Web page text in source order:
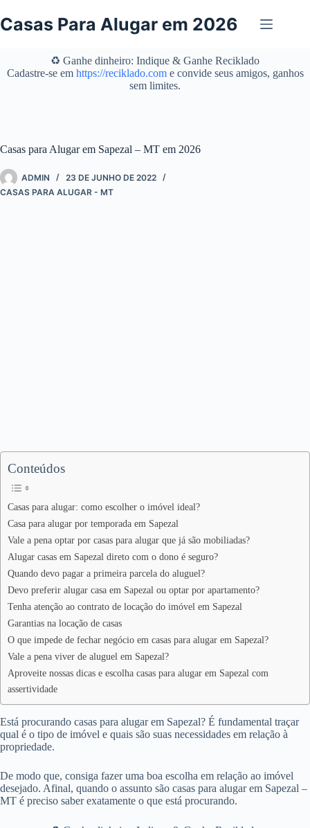
para
oCasas Para Alugar em 2026
♻️ Ganhe dinheiro: Indique & Ganhe Reciklado
Cadastre-se em https://reciklado.come convide seus amigos, ganhos
sem limites.
Casas para Alugar em Sapezal – MT em 2026
ADMIN
23 DE JUNHO DE 2022
CASAS PARA ALUGAR - MT
Conteúdos
Casas para alugar: como escolher o imóvel ideal?
Casa para alugar por temporada em Sapezal
Vale a pena optar por casas para alugar que já são mobiliadas?
Alugar casas em Sapezal direto com o dono é seguro?
Quando devo pagar a primeira parcela do aluguel?
Devo preferir alugar casa em Sapezal ou optar por apartamento?
Tenha atenção ao contrato de locação do imóvel em Sapezal
Garantias na locação de casas
O que impede de fechar negócio em casas para alugar em Sapezal?
Vale a pena viver de aluguel em Sapezal?
Aproveite nossas dicas e escolha casas para alugar em Sapezal com
assertividade
Está procurando casas para alugar em Sapezal? É fundamental traçar
qual é o tipo de imóvel e quais são suas necessidades em relação à
propriedade.
De modo que, consiga fazer uma boa escolha em relação ao imóvel
desejado. Afinal, quando o assunto são casas para alugar em Sapezal –
MT é preciso saber exatamente o que está procurando.